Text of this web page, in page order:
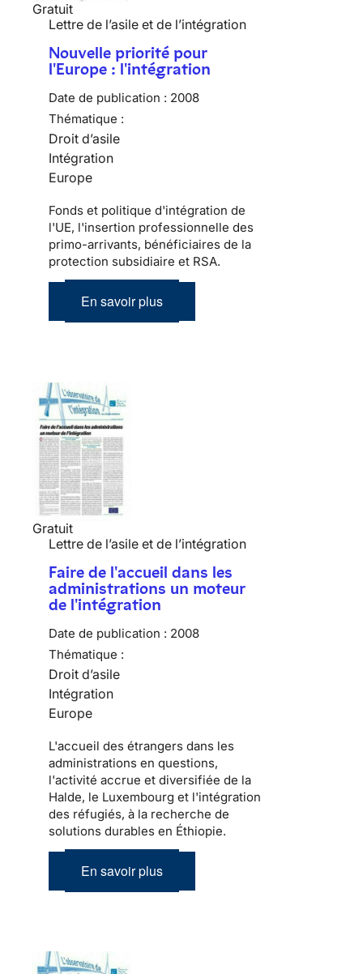
Gratuit
Lettre de l’asile et de l’intégration
Nouvelle priorité pour
l'Europe : l'intégration
Date de publication : 2008
Thématique :
Droit d’asile
Intégration
Europe
Fonds et politique d'intégration de
l'UE, l'insertion professionnelle des
primo-arrivants, bénéficiaires de la
protection subsidiaire et RSA.
En savoir plus
Gratuit
Lettre de l’asile et de l’intégration
Faire de l'accueil dans les
administrations un moteur
de l'intégration
Date de publication : 2008
Thématique :
Droit d’asile
Intégration
Europe
L'accueil des étrangers dans les
administrations en questions,
l'activité accrue et diversifiée de la
Halde, le Luxembourg et l'intégration
des réfugiés, à la recherche de
solutions durables en Éthiopie.
En savoir plus